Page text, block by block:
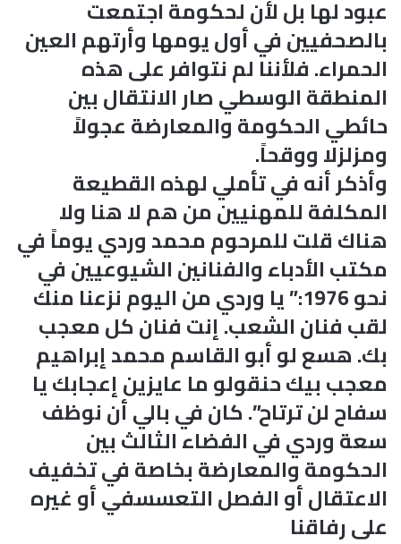
عبود لها بل لأن لحكومة اجتمعت
بالصحفيين في أول يومها وأرتهم العين
الحمراء. فلأننا لم نتوافر على هذه
المنطقة الوسطي صار الانتقال بين
حائطي الحكومة والمعارضة عجولاً
ومزلزلا ووقحاً.
وأذكر أنه في تأملي لهذه القطيعة
المكلفة للمهنيين من هم لا هنا ولا
هناك قلت للمرحوم محمد وردي يوماً في
مكتب الأدباء والفنانين الشيوعيين في
نحو 1976:” يا وردي من اليوم نزعنا منك
لقب فنان الشعب. إنت فنان كل معجب
بك. هسع لو أبو القاسم محمد إبراهيم
معجب بيك حنقولو ما عايزين إعجابك يا
سفاح لن ترتاح”. كان في بالي أن نوظف
سعة وردي في الفضاء الثالث بين
الحكومة والمعارضة بخاصة في تخفيف
الاعتقال أو الفصل التعسسفي أو غيره
على رفاقنا